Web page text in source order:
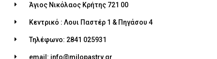
Άγιος Νικόλαος Κρήτης 721 00
Κεντρικό : Λουι Παστέρ 1 & Πηγάσου 4
Τηλέφωνο: 2841 025931
email: info@milopastry.gr